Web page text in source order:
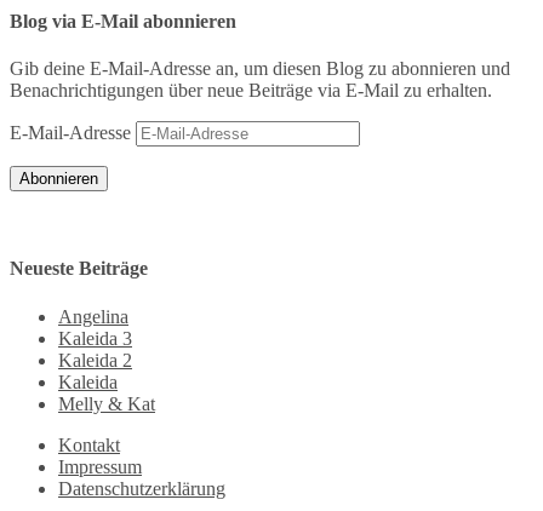
Blog via E-Mail abonnieren
Gib deine E-Mail-Adresse an, um diesen Blog zu abonnieren und
Benachrichtigungen über neue Beiträge via E-Mail zu erhalten.
E-Mail-Adresse
Abonnieren
Neueste Beiträge
Angelina
Kaleida 3
Kaleida 2
Kaleida
Melly & Kat
Kontakt
Impressum
Datenschutzerklärung